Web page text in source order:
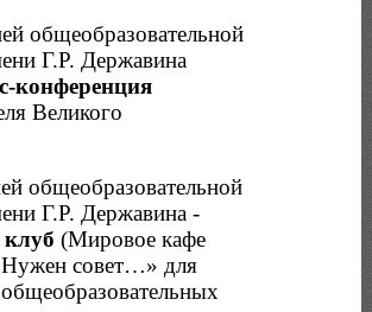
общеобразовательной
Г.Р. Державина
конференция
Великого
общеобразовательной
Г.Р. Державина -
клуб (Мировое кафе
совет…» для